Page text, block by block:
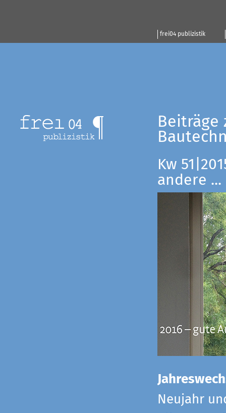
frei04 publizistik
Beiträge
Kw
andere ...
Neujahr